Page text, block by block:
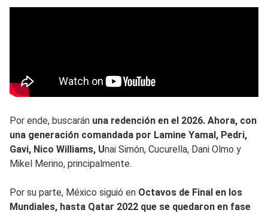
Por ende, buscarán una redención en el 2026. Ahora, con
una generación comandada por Lamine Yamal, Pedri,
Gavi, Nico Williams, Unai Simón, Cucurella, Dani Olmo y
Mikel Merino, principalmente.
Por su parte, México siguió en Octavos de Final en los
Mundiales, hasta Qatar 2022 que se quedaron en fase